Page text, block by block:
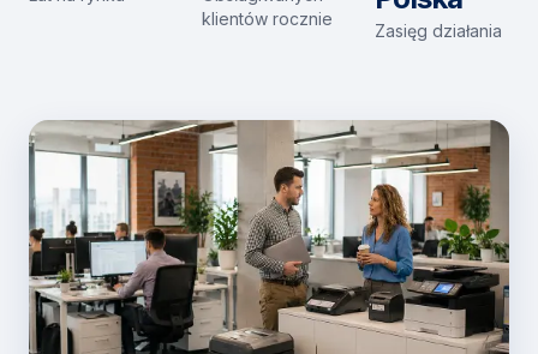
klientów rocznie
Zasięg działania